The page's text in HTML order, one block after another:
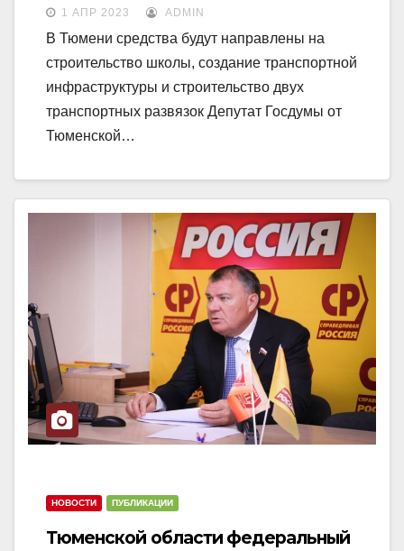
1 АПР 2023 ADMIN
В Тюмени средства будут направлены на
строительство школы, создание транспортной
инфраструктуры и строительство двух
транспортных развязок Депутат Госдумы от
Тюменской…
НОВОСТИ ПУБЛИКАЦИИ
Тюменской области федеральный